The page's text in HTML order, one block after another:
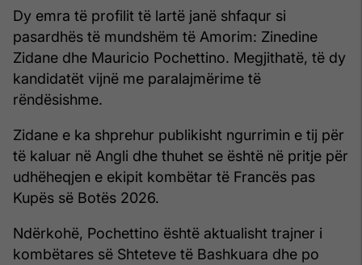
Dy emra të profilit të lartë janë shfaqur si
pasardhës të mundshëm të Amorim: Zinedine
Zidane dhe Mauricio Pochettino. Megjithatë, të dy
kandidatët vijnë me paralajmërime të
rëndësishme.
Zidane e ka shprehur publikisht ngurrimin e tij për
të kaluar në Angli dhe thuhet se është në pritje për
udhëheqjen e ekipit kombëtar të Francës pas
Kupës së Botës 2026.
Ndërkohë, Pochettino është aktualisht trajner i
kombëtares së Shteteve të Bashkuara dhe po